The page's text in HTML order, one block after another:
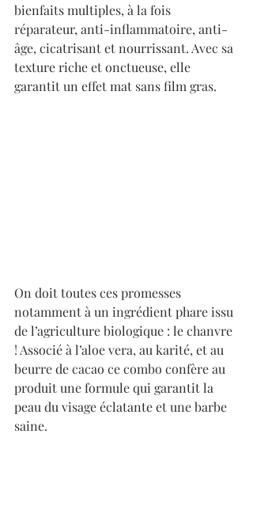
bienfaits multiples, à la fois
réparateur, anti-inflammatoire, anti-
âge, cicatrisant et nourrissant. Avec sa
texture riche et onctueuse, elle
garantit un effet mat sans film gras.
On doit toutes ces promesses
notamment à un ingrédient phare issu
de l’agriculture biologique : le chanvre
! Associé à l’aloe vera, au karité, et au
beurre de cacao ce combo confère au
produit une formule qui garantit la
peau du visage éclatante et une barbe
saine.